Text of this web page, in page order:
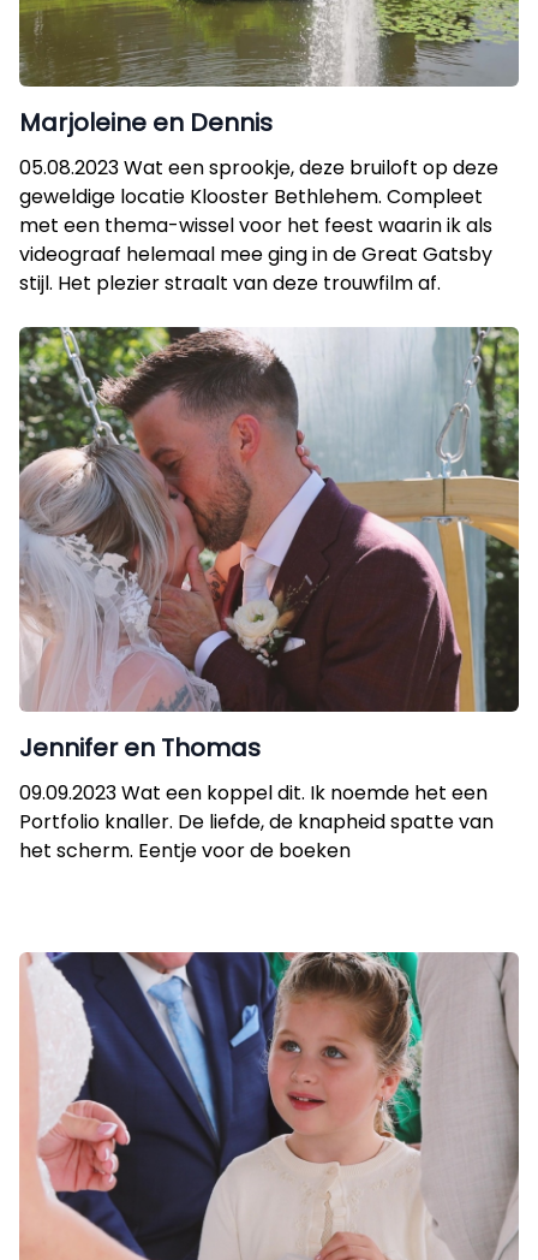
Marjoleine en Dennis
05.08.2023 Wat een sprookje, deze bruiloft op deze
geweldige locatie Klooster Bethlehem. Compleet
met een thema-wissel voor het feest waarin ik als
videograaf helemaal mee ging in de Great Gatsby
stijl. Het plezier straalt van deze trouwfilm af.
Jennifer en Thomas
09.09.2023 Wat een koppel dit. Ik noemde het een
Portfolio knaller. De liefde, de knapheid spatte van
het scherm. Eentje voor de boeken